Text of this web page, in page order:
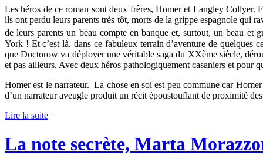
Les héros de ce roman sont deux frères, Homer et Langley Collyer.
ils ont perdu leurs parents très tôt, morts de la grippe espagnole qui
de leurs parents un beau compte en banque et, surtout, un beau et
York ! Et c’est là, dans ce fabuleux terrain d’aventure de quelques
que Doctorow va déployer une véritable saga du XXème siècle,
et pas ailleurs. Avec deux héros pathologiquement casaniers et pour
Homer est le narrateur. La chose en soi est peu commune car
d’un narrateur aveugle produit un récit époustouflant de proximité des
Lire la suite
La note secrète, Marta